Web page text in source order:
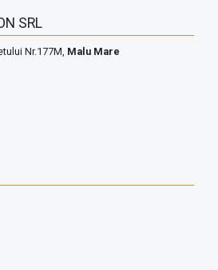
SRL
Nr.177M, Malu Mare